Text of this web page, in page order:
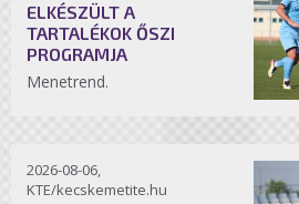
ELKÉSZÜLT A
TARTALÉKOK ŐSZI
PROGRAMJA
Menetrend.
2026-08-06,
KTE/kecskemetite.hu